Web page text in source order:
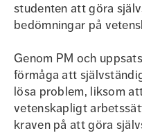
studenten att göra
bedömningar på
Genom PM och
förmåga att
lösa problem, liksom
vetenskapligt
kraven på att göra